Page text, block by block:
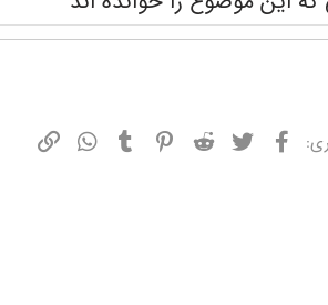
فیسبوکتوییتر ردیت پینترستتامبلر واتسپ